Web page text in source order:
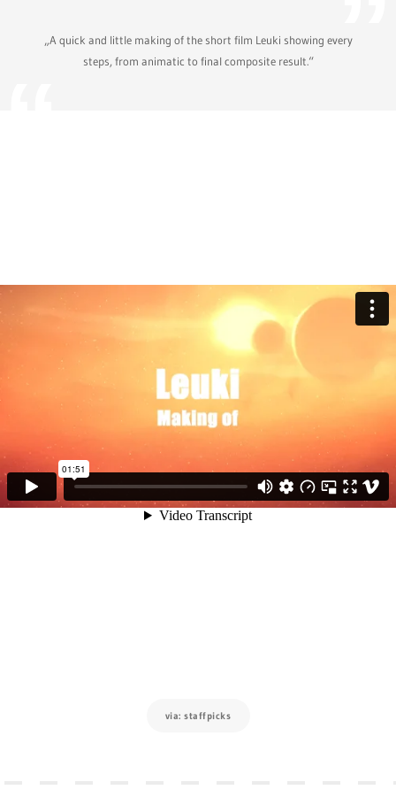
„A quick and little making of the short film Leuki showing every
steps, from animatic to final composite result.“
via: staffpicks